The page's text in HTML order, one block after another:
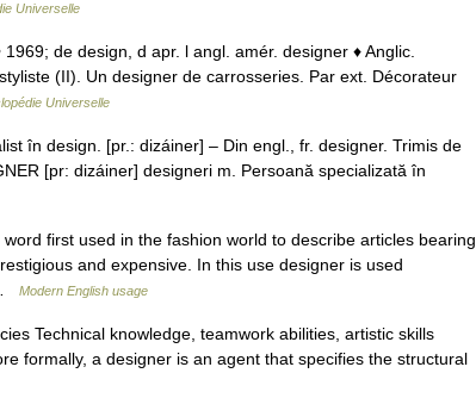
Universelle
de design, d apr. l angl. amér. designer ♦ Anglic.
(II). Un designer de carrosseries. Par ext. Décorateur
Universelle
în design. [pr.: dizáiner] – Din engl., fr. designer. Trimis de
[pr: dizáiner] designeri m. Persoană specializată în
first used in the fashion world to describe articles bearing
and expensive. In this use designer is used
Modern English usage
Technical knowledge, teamwork abilities, artistic skills
formally, a designer is an agent that specifies the structural